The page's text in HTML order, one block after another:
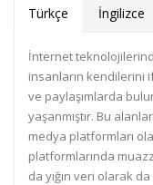
Türkçe İngilizce
İnternet
insanların kendilerini
ve paylaşımlarda
yaşanmıştır. Bu
medya platformları
platformlarında
da yığın veri olarak